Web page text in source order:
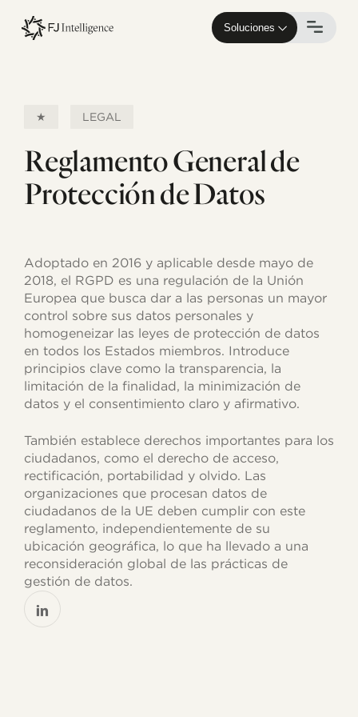
main
Soluciones
★ LEGAL
Reglamento General de
Protección de Datos
Adoptado en 2016 y aplicable desde mayo de
2018, el RGPD es una regulación de la Unión
Europea que busca dar a las personas un mayor
control sobre sus datos personales y
homogeneizar las leyes de protección de datos
en todos los Estados miembros. Introduce
principios clave como la transparencia, la
limitación de la finalidad, la minimización de
datos y el consentimiento claro y afirmativo.
También establece derechos importantes para los
ciudadanos, como el derecho de acceso,
rectificación, portabilidad y olvido. Las
organizaciones que procesan datos de
ciudadanos de la UE deben cumplir con este
reglamento, independientemente de su
ubicación geográfica, lo que ha llevado a una
reconsideración global de las prácticas de
gestión de datos.